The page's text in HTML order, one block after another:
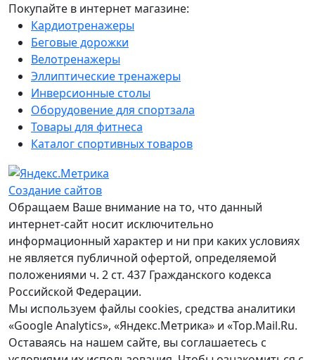
Покупайте в интернет магазине:
Кардиотренажеры
Беговые дорожки
Велотренажеры
Эллиптические тренажеры
Инверсионные столы
Оборудовение для спортзала
Товары для фитнеса
Каталог спортивных товаров
Создание сайтов
Обращаем Ваше внимание на то, что данный
интернет-сайт носит исключительно
информационный характер и ни при каких условиях
не является публичной офертой, определяемой
положениями ч. 2 ст. 437 Гражданского кодекса
Российской Федерации.
Мы используем файлы cookies, средства аналитики
«Google Analytics», «Яндекс.Метрика» и «Top.Mail.Ru.
Оставаясь на нашем сайте, вы соглашаетесь с